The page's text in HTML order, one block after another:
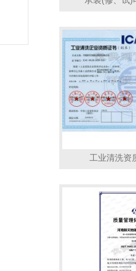
工业清洗资